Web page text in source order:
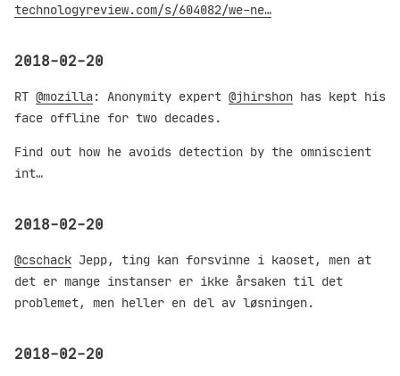
technologyreview.com/s/604082/we-ne…
2018-02-20
RT @mozilla: Anonymity expert @jhirshon has kept his
face offline for two decades.
Find out how he avoids detection by the omniscient
int…
2018-02-20
@cschack Jepp, ting kan forsvinne i kaoset, men at
det er mange instanser er ikke årsaken til det
problemet, men heller en del av løsningen.
2018-02-20